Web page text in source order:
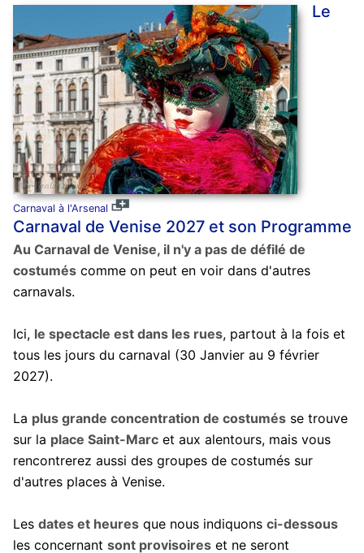
Carnaval à l'Arsenal
Le
Carnaval de Venise 2027 et son Programme
Au Carnaval de Venise, il n'y a pas de défilé de
costuméscomme on peut en voir dans d'autres
carnavals.
Ici, le spectacle est dans les rues, partout à la fois et
tous les jours du carnaval (30 Janvier au 9 février
2027).
La plus grande concentration de costumésse trouve
sur la place Saint-Marcet aux alentours, mais vous
rencontrerez aussi des groupes de costumés sur
d'autres places à Venise.
Les dates et heuresque nous indiquons ci-dessous
les concernant sont provisoireset ne seront